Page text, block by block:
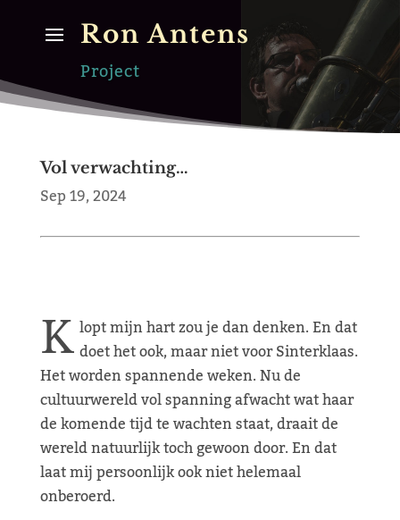
Ron Antens
Project
Vol verwachting…
Sep 19, 2024
K lopt mijn hart zou je dan denken. En dat
doet het ook, maar niet voor Sinterklaas.
Het worden spannende weken. Nu de
cultuurwereld vol spanning afwacht wat haar
de komende tijd te wachten staat, draait de
wereld natuurlijk toch gewoon door. En dat
laat mij persoonlijk ook niet helemaal
onberoerd.